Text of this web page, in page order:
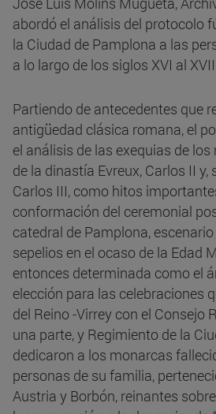
abordó el análisis del protocolo
la Ciudad de Pamplona a las
a lo largo de los siglos XVI al
Partiendo de antecedentes que
antigüedad clásica romana, el
el análisis de las exequias de
de la dinastía Evreux, Carlos II
Carlos III, como hitos
conformación del ceremonial
catedral de Pamplona,
sepelios en el ocaso de la Edad
entonces determinada como el
elección para las celebraciones
del Reino -Virrey con el Consejo
una parte, y Regimiento de la
dedicaron a los monarcas
personas de su familia,
Austria y Borbón, reinantes